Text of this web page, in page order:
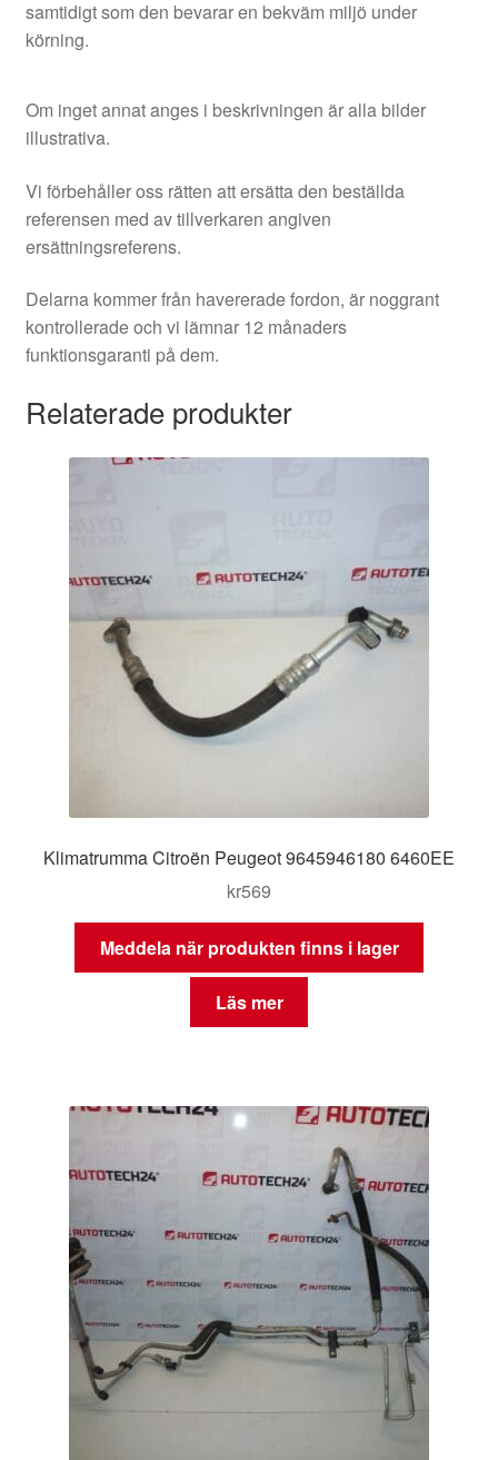
samtidigt som den bevarar en bekväm miljö under
körning.
Om inget annat anges i beskrivningen är alla bilder
illustrativa.
Vi förbehåller oss rätten att ersätta den beställda
referensen med av tillverkaren angiven
ersättningsreferens.
Delarna kommer från havererade fordon, är noggrant
kontrollerade och vi lämnar 12 månaders
funktionsgaranti på dem.
Relaterade produkter
Klimatrumma Citroën Peugeot 9645946180 6460EE
kr569
Meddela när produkten finns i lager
Läs mer